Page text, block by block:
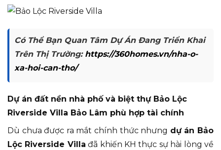
Có Thể Bạn Quan Tâm Dự Án Đang Triển Khai
Trên Thị Trường: https://360homes.vn/nha-o-
xa-hoi-can-tho/
Dự án đất nền nhà phố và biệt thự Bảo Lộc
Riverside Villa Bảo Lâm phù hợp tài chính
Dù chưa được ra mắt chính thức nhưng dự án Bảo
Lộc Riverside Villa đã khiến KH thực sự hài lòng về